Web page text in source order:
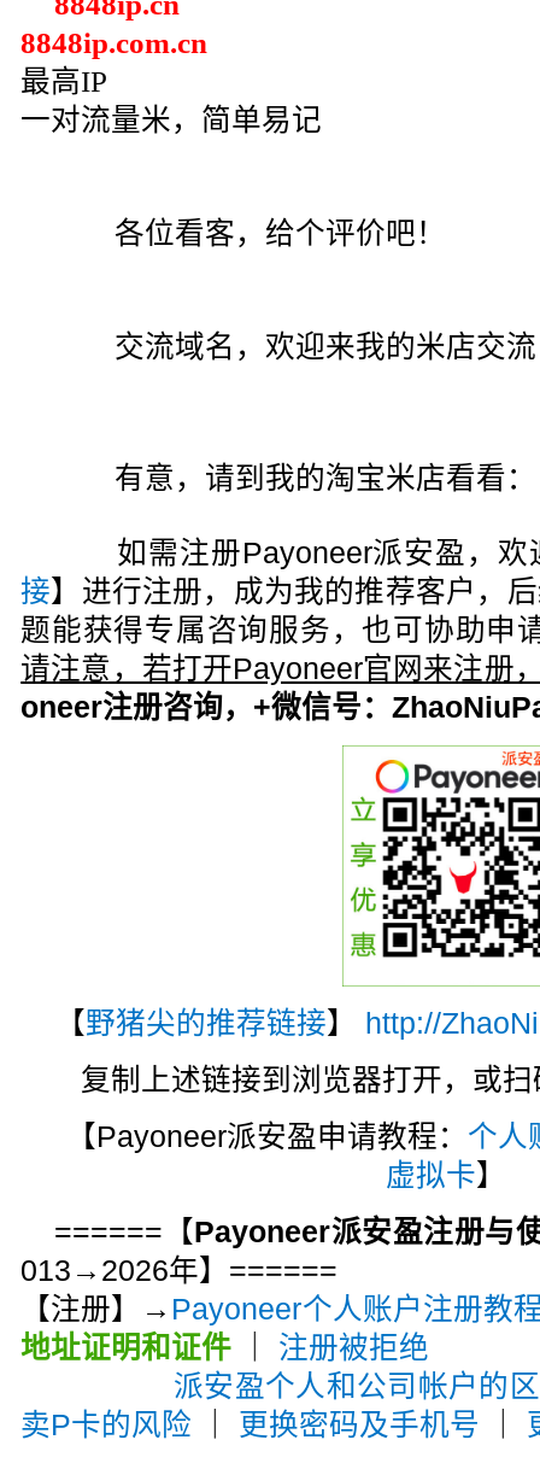
8848ip.com.cn
最高IP
一对流量米，简单易记
各位看客，给个评价吧！
交流域名，欢迎来我的米店交流
有意，请到我的淘宝米店看看：
如需注册Payoneer派安盈，欢
接】进行注册，成为我的推荐客户，
题能获得专属咨询服务，也可协助申
请注意，若打开Payoneer官网来注册
oneer注册咨询，+微信号：
【野猪尖的推荐链接】
http://
复制上述链接到浏览器打开，或
【Payoneer派安盈申请教程： 个人
虚拟卡】
======【Payoneer派安盈注册与
013→2026年】======
【注册】→ Payoneer个人账户注册教
地址证明和证件
注册被拒绝
派安盈个人和公司帐户的
卖P卡的风险
更换密码及手机号